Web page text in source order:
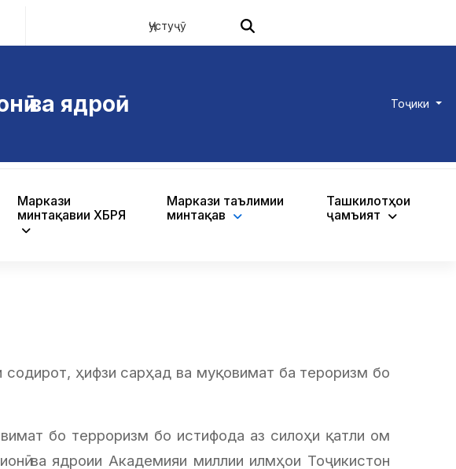
ва ядроӣ Тоҷики
Маркази
минтақавии ХБРЯ
Маркази таълимии
минтақавӣ
Ташкилотҳои
ҷамъиятӣ
ҳифзи сарҳад ва муқовимат ба тероризм бо
бо терроризм бо истифода аз силоҳи қатли ом
ва ядроии Академияи миллии илмҳои Тоҷикистон